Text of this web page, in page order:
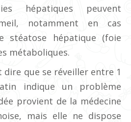
hépatiques peuvent
notamment en cas
stéatose hépatique (foie
métaboliques.
dire que se réveiller entre 1
indique un problème
provient de la médecine
mais elle ne dispose